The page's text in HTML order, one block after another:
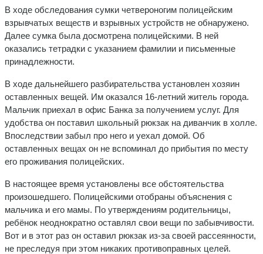
В ходе обследования сумки четвероногим полицейским
взрывчатых веществ и взрывных устройств не обнаружено.
Далее сумка была досмотрена полицейскими. В ней
оказались тетрадки с указанием фамилии и письменные
принадлежности.
В ходе дальнейшего разбирательства установлен хозяин
оставленных вещей. Им оказался 16-летний житель города.
Мальчик приехал в офис Банка за получением услуг. Для
удобства он поставил школьный рюкзак на диванчик в холле.
Впоследствии забыл про него и уехал домой. Об
оставленных вещах он не вспоминал до прибытия по месту
его проживания полицейских.
В настоящее время установлены все обстоятельства
произошедшего. Полицейскими отобраны объяснения с
мальчика и его мамы. По утверждениям родительницы,
ребёнок неоднократно оставлял свои вещи по забывчивости.
Вот и в этот раз он оставил рюкзак из-за своей рассеянности,
не преследуя при этом никаких противоправных целей.